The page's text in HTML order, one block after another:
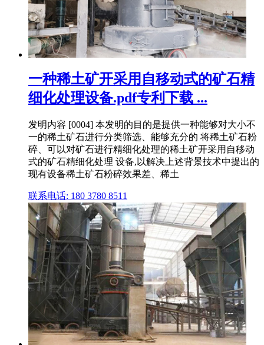
一种稀土矿开采用自移动式的矿石精
细化处理设备.pdf专利下载 ...
发明内容 [0004] 本发明的目的是提供一种能够对大小不
一的稀土矿石进行分类筛选、能够充分的 将稀土矿石粉
碎、可以对矿石进行精细化处理的稀土矿开采用自移动
式的矿石精细化处理 设备,以解决上述背景技术中提出的
现有设备稀土矿石粉碎效果差、稀土
联系电话: 180 3780 8511